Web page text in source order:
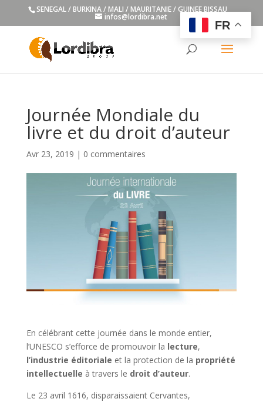
SENEGAL / BURKINA / MALI / MAURITANIE / GUINEE BISSAU
infos@lordibra.net
Journée Mondiale du
livre et du droit d’auteur
Avr 23, 2019 | 0 commentaires
En célébrant cette journée dans le monde entier,
l’UNESCO s’efforce de promouvoir la lecture,
l’industrie éditoriale et la protection de la propriété
intellectuelle à travers le droit d’auteur.
Le 23 avril 1616, disparaissaient Cervantes,
FR